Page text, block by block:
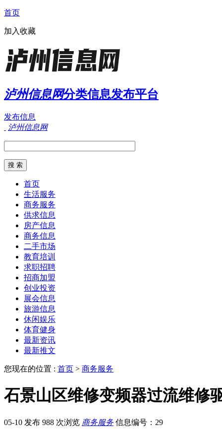
首页
加入收藏
泸州信息网分类信息发布平台
发布信息
泸州信息网
首页
生活服务
商务服务
供求信息
房产信息
商务信息
二手市场
教育培训
求职招聘
招商加盟
创业投资
展会信息
旅游信息
休闲娱乐
体育健身
最新资讯
最新推文
您现在的位置 : 首页 > 商务服务
石景山区维修变频器过流维修
05-10 发布 988 次浏览 商务服务 信息编号：29